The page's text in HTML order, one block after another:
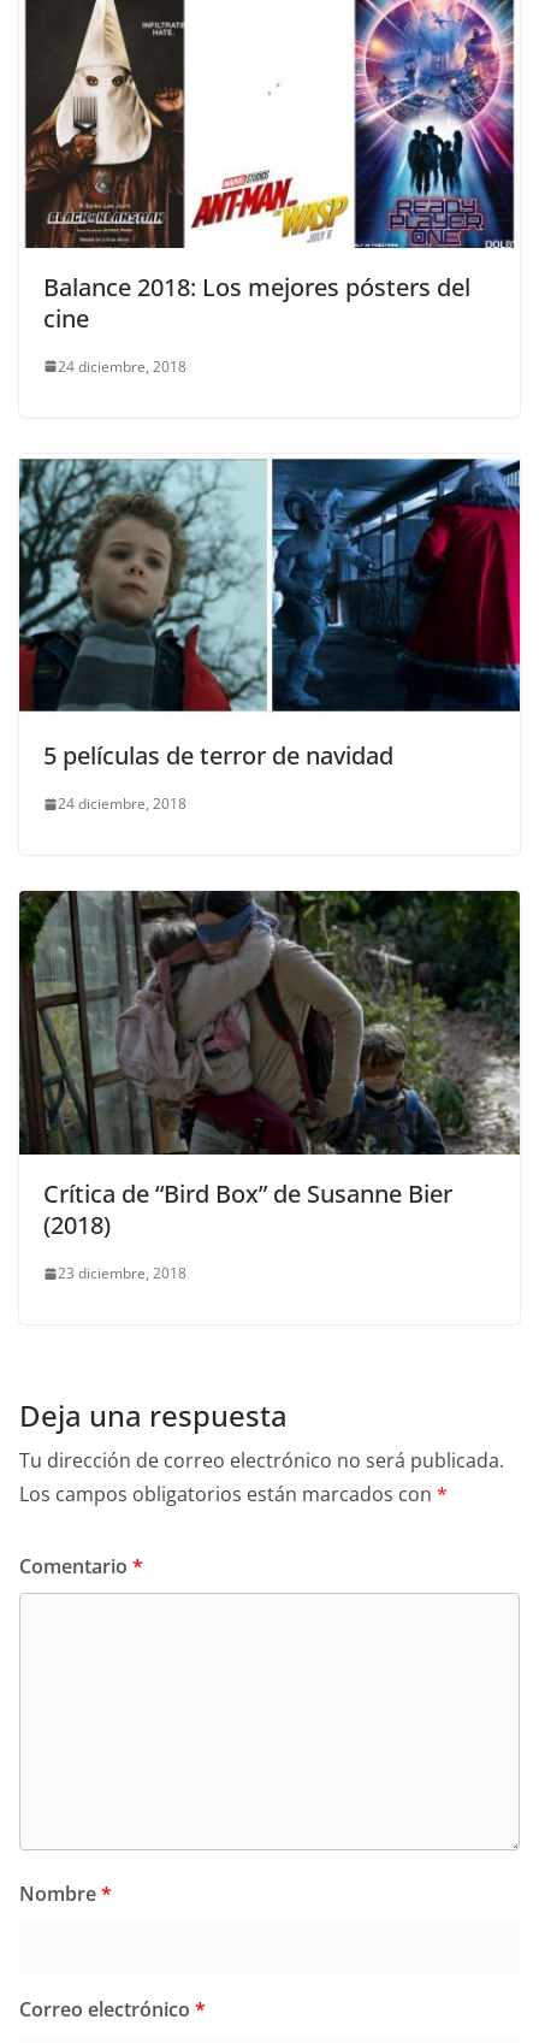
Balance 2018: Los mejores pósters del
cine
24 diciembre, 2018
5 películas de terror de navidad
24 diciembre, 2018
Crítica de “Bird Box” de Susanne Bier
(2018)
23 diciembre, 2018
Deja una respuesta
Tu dirección de correo electrónico no será publicada.
Los campos obligatorios están marcados con *
Comentario *
Nombre*
Correo electrónico *